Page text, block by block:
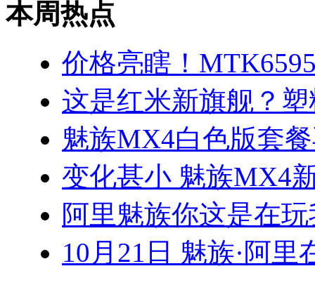
本周热点
价格亮瞎！
这是红米新旗舰？
魅族MX4白色版套
变化甚小 魅族MX4
阿里魅族你这是在
10月21日 魅族·阿里